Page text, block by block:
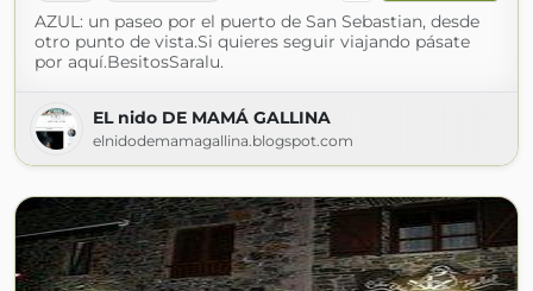
AZUL: un paseo por el puerto de San Sebastian, desde
otro punto de vista.Si quieres seguir viajando pásate
por aquí.BesitosSaralu.
EL nido DE MAMÁ GALLINA
elnidodemamagallina.blogspot.com